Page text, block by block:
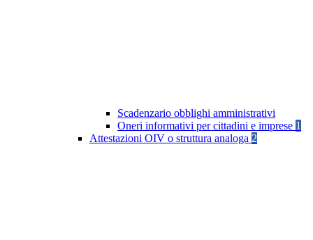
Scadenzario obblighi amministrativi
Oneri informativi per cittadini e imprese 1
Attestazioni OIV o struttura analoga 2